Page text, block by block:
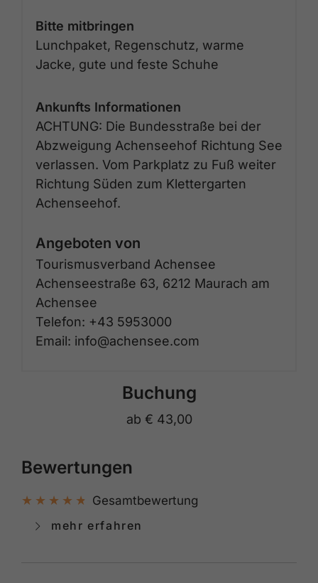
Bitte mitbringen
Lunchpaket, Regenschutz, warme
Jacke, gute und feste Schuhe
Ankunfts Informationen
ACHTUNG: Die Bundesstraße bei der
Abzweigung Achenseehof Richtung See
verlassen. Vom Parkplatz zu Fuß weiter
Richtung Süden zum Klettergarten
Achenseehof.
Angeboten von
Tourismusverband Achensee
Achenseestraße 63, 6212 Maurach am
Achensee
Telefon: +43 5953000
Email: info@achensee.com
Buchung
ab € 43,00
Bewertungen
Gesamtbewertung
mehr erfahren